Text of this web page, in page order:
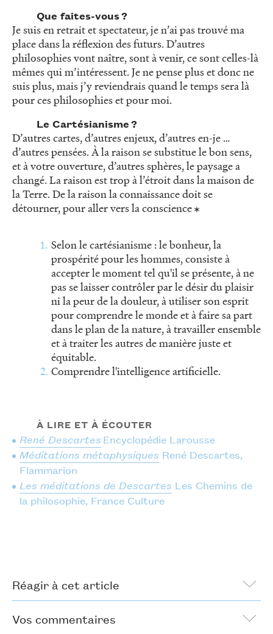
Que faites-vous ?
Je suis en retrait et spectateur, je n’ai pas trouvé ma
place dans la réflexion des futurs. D’autres
philosophies vont naître, sont à venir, ce sont celles-là
mêmes qui m’intéressent. Je ne pense plus et donc ne
suis plus, mais j’y reviendrais quand le temps sera là
pour ces philosophies et pour moi.
Le Cartésianisme ?
D’autres cartes, d’autres enjeux, d’autres en-je …
d’autres pensées. À la raison se substitue le bon sens,
et à votre ouverture, d’autres sphères, le paysage a
changé. La raison est trop à l’étroit dans la maison de
la Terre. De la raison la connaissance doit se
détourner, pour aller vers la conscience
Selon le cartésianisme : le bonheur, la
prospérité pour les hommes, consiste à
accepter le moment tel qu'il se présente, à ne
pas se laisser contrôler par le désir du plaisir
ni la peur de la douleur, à utiliser son esprit
pour comprendre le monde et à faire sa part
dans le plan de la nature, à travailler ensemble
et à traiter les autres de manière juste et
équitable.
Comprendre l'intelligence artificielle.
À LIRE ET À ÉCOUTER
René Descartes Encyclopédie Larousse
Méditations métaphysiques René Descartes,
Flammarion
Les méditations de Descartes Les Chemins de
la philosophie, France Culture
Réagir à cet article
Vos commentaires